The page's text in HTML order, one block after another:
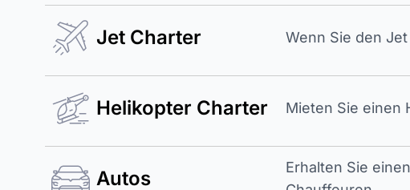
Jet Charter Wenn Sie den
Helikopter Charter Mieten Sie einen
Autos
Erhalten Sie